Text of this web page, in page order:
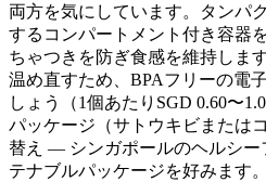
両方を気にしています。タンパ
するコンパートメント付き容器
ちゃつきを防ぎ食感を維持しま
温め直すため、BPAフリーの電
しょう（1個あたりSGD 0.60〜
パッケージ（サトウキビまたは
替え — シンガポールのヘルシー
テナブルパッケージを好みます